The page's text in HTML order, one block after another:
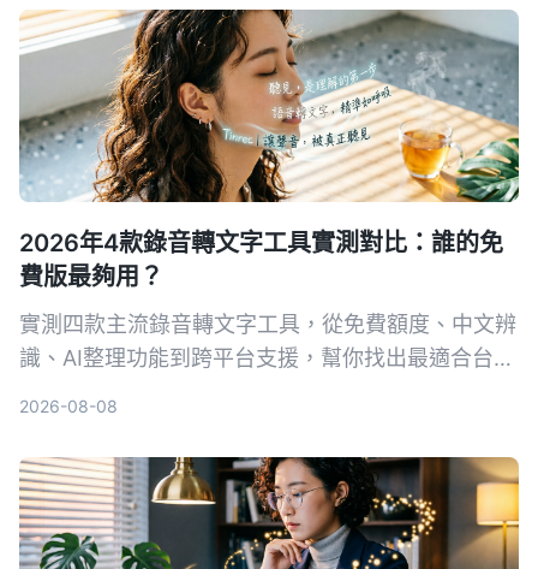
2026年4款錄音轉文字工具實測對比：誰的免
費版最夠用？
實測四款主流錄音轉文字工具，從免費額度、中文辨
識、AI整理功能到跨平台支援，幫你找出最適合台灣
2026-08-08